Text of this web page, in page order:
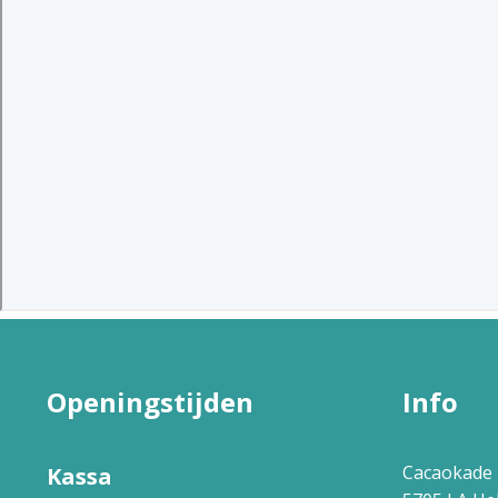
Openingstijden
Kassa
Info
Cacaokade